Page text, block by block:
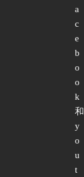
a
c
e
b
o
o
k
和
y
o
u
t